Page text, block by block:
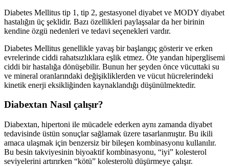
Diabetes Mellitus tip 1, tip 2, gestasyonel diyabet ve MODY diyabet
hastalığın üç şeklidir. Bazı özellikleri paylaşsalar da her birinin
kendine özgü nedenleri ve tedavi seçenekleri vardır.
Diabetes Mellitus genellikle yavaş bir başlangıç ​​gösterir ve erken
evrelerinde ciddi rahatsızlıklara eşlik etmez. Öte yandan hiperglisemi
ciddi bir hastalığa dönüşebilir. Bunun her şeyden önce vücuttaki su
ve mineral oranlarındaki değişikliklerden ve vücut hücrelerindeki
kinetik enerji eksikliğinden kaynaklandığı düşünülmektedir.
Diabextan Nasıl çalışır?
Diabextan, hipertoni ile mücadele ederken aynı zamanda diyabet
tedavisinde üstün sonuçlar sağlamak üzere tasarlanmıştır. Bu ikili
amaca ulaşmak için benzersiz bir bileşen kombinasyonu kullanılır.
Bu besin takviyesinin biyoaktif kombinasyonu, “iyi” kolesterol
seviyelerini artırırken “kötü” kolesterolü düşürmeye çalışır.